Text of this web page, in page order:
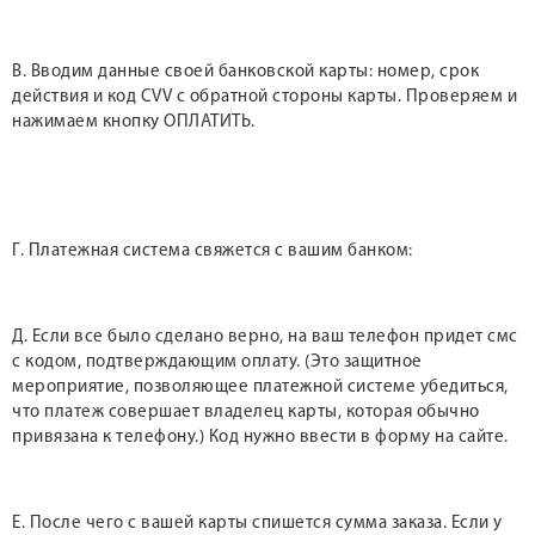
В. Вводим данные своей банковской карты: номер, срок
действия и код CVV с обратной стороны карты. Проверяем и
нажимаем кнопку ОПЛАТИТЬ.
Г. Платежная система свяжется с вашим банком:
Д. Если все было сделано верно, на ваш телефон придет смс
с кодом, подтверждающим оплату. (Это защитное
мероприятие, позволяющее платежной системе убедиться,
что платеж совершает владелец карты, которая обычно
привязана к телефону.) Код нужно ввести в форму на сайте.
Е. После чего с вашей карты спишется сумма заказа. Если у